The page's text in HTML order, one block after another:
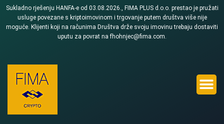
Sukladno rješenju HANFA-e od 03.08.2026., FIMA PLUS d.o.o. prestao je pružati
usluge povezane s kriptoimovinom i trgovanje putem društva više nije
moguće. Klijenti koji na računima Društva drže svoju imovinu trebaju dostaviti
uputu za povrat na fhohnjec@fima.com.